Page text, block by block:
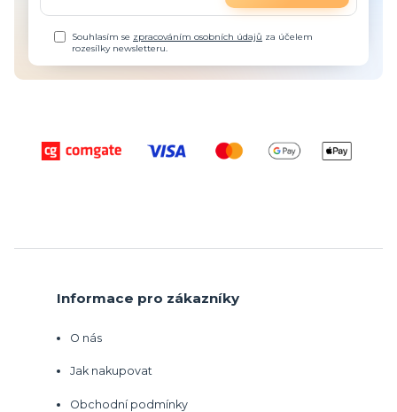
Souhlasím se zpracováním osobních údajů za účelem
rozesílky newsletteru.
Informace pro zákazníky
O nás
Jak nakupovat
Obchodní podmínky